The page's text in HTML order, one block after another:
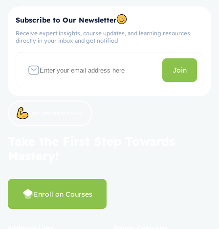
Subscribe to Our Newsletter
Receive expert insights, course updates, and learning resources
directly in your inbox and get notified
Join
Enroll on Courses